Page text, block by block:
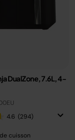
DualZone, 7.6L, 4-
4.6 (294)
cuisson